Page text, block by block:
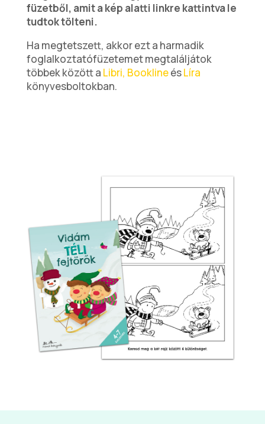
füzetből, amit a kép alatti linkre kattintva le
tudtok tölteni.
Ha megtetszett, akkor ezt a harmadik
foglalkoztatófüzetemet megtaláljátok
többek között a Libri, BooklineésLíra
könyvesboltokban.